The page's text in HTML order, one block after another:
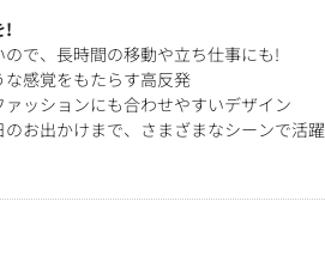
!
ので、長時間の移動や立ち仕事にも!
な感覚をもたらす高反発
ァッションにも合わせやすいデザイン
のお出かけまで、さまざまなシーンで活躍